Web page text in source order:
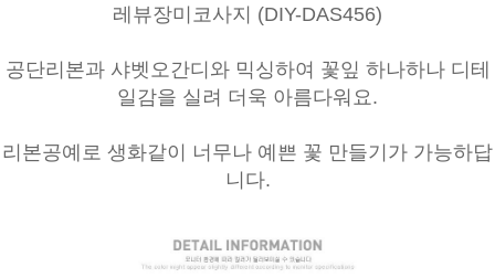
레뷰장미코사지 (DIY-DAS456)
공단리본과 샤벳오간디와 믹싱하여 꽃잎 하나하나 디테
일감을 실려 더욱 아름다워요.
리본공예로 생화같이 너무나 예쁜 꽃 만들기가 가능하답
니다.